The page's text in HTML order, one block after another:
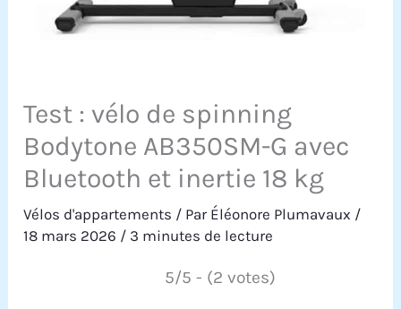
Test : vélo de spinning
Bodytone AB350SM-G avec
Bluetooth et inertie 18 kg
Vélos d'appartements / Par Éléonore Plumavaux /
18 mars 2026 / 3 minutes de lecture
5/5 - (2 votes)